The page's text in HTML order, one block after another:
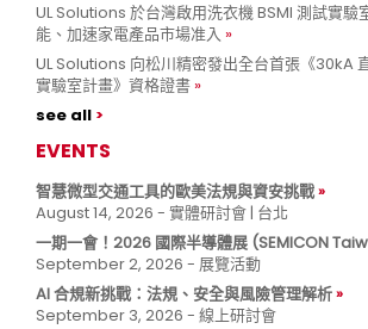
UL Solutions 於台灣啟用洗衣機 BSMI 測試實
能、加速家電產品市場准入
UL Solutions 向松川精密發出全台首張《30kA
實驗室計畫》資格證書
see all
EVENTS
智慧微型交通工具的歐美法規與資安挑戰
August 14, 2026 - 實體研討會 | 台北
一期一會！2026 國際半導體展 (SEMICON
September 2, 2026 - 展覽活動
AI 合規新挑戰：法規、安全與風險管理解析
September 3, 2026 - 線上研討會